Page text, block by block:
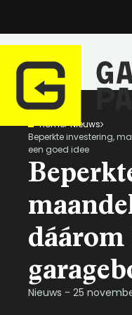
Bekijk alle locaties
Top locaties
Drenthe
Flevoland
Friesland
Gelderland
Groningen
Huren
Opslagruimte
Veilig opgeslagen en
Wij zijn
Meer dan 57 locaties in
Home Nieuws
Beperkte investering,
een goed idee
dáárom
Nieuws - 25